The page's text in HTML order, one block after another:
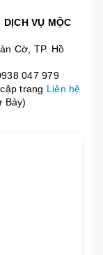
VỤ MỘC
Cờ, TP. Hồ
047 979
trang Liên hệ
Bảy)